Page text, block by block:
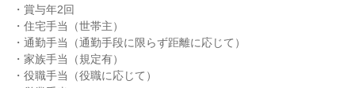
・賞与年2回
・住宅手当（世帯主）
・通勤手当（通勤手段に限らず距離に応じて）
・家族手当（規定有）
・役職手当（役職に応じて）